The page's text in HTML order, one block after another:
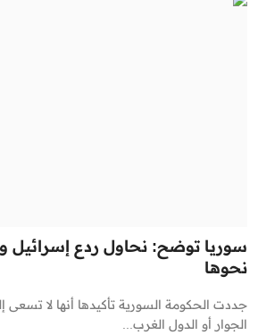
سوريا توضح: نحاول ردع
نحوها
جددت الحكومة السورية تأكيدها أنها لا
الجوار أو الدول الغرب...